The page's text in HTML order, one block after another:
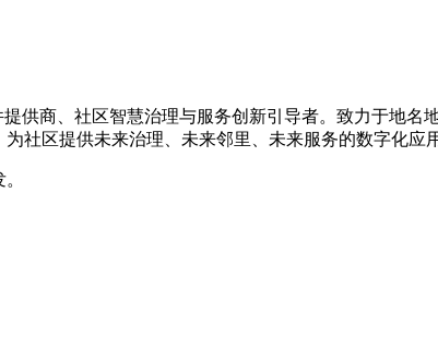
供商、社区智慧治理与服务创新引导者。致力于地名
社区提供未来治理、未来邻里、未来服务的数字化应